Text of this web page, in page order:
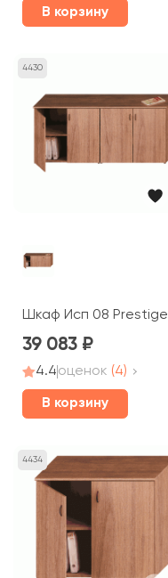
В корзину
4430
Шкаф Исп 08 Prestige
39 083
4.4оценок (4)
В корзину
4434